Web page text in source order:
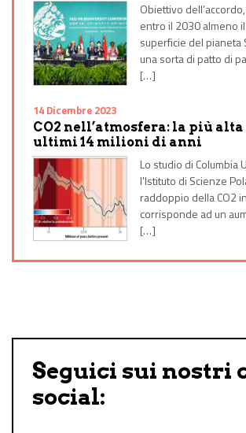
Obiettivo
entro il 2030 almeno
superficie del pianeta
una sorta di patto di
[…]
14 Dicembre 2023
CO2 nell’atmosfera: la più
ultimi 14 milioni di anni
Lo studio di Columbia
l'Istituto di Scienze
raddoppio della CO2
corrisponde ad un
[…]
Seguici sui nostri
social: